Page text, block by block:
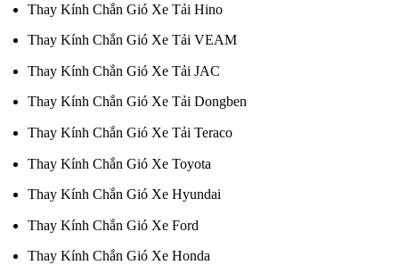
Thay Kính Chắn Gió Xe Tải Hino
Thay Kính Chắn Gió Xe Tải VEAM
Thay Kính Chắn Gió Xe Tải JAC
Thay Kính Chắn Gió Xe Tải Dongben
Thay Kính Chắn Gió Xe Tải Teraco
Thay Kính Chắn Gió Xe Toyota
Thay Kính Chắn Gió Xe Hyundai
Thay Kính Chắn Gió Xe Ford
Thay Kính Chắn Gió Xe Honda